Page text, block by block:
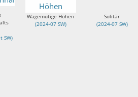
SW)
Wagemutige Höhen
(2024-07 SW)
Solitär
(2024-07 SW)